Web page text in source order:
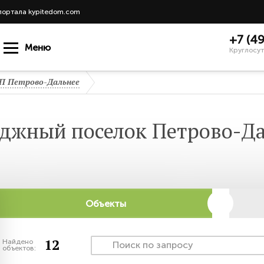
kypitedom.com
Меню
+7
Петрово-Дальнее
поселок Петрово-
Объекты
Найдено
объектов: 12